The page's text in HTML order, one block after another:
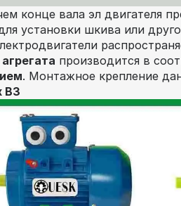
конце вала эл двигателя
установки шкива или
производится в
. Монтажное крепление
В3